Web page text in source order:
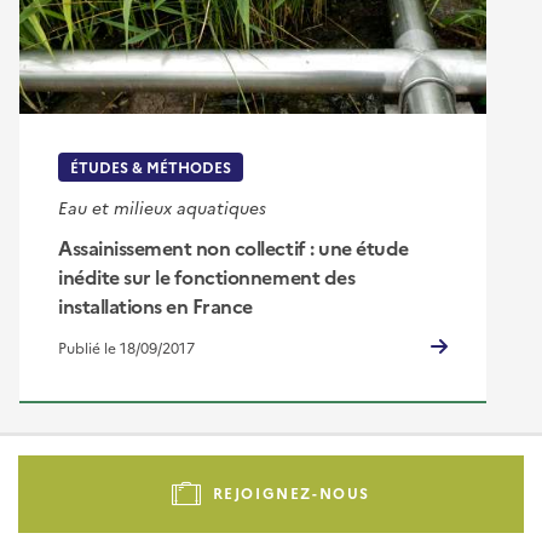
ÉTUDES & MÉTHODES
Eau et milieux aquatiques
Assainissement non collectif : une étude
inédite sur le fonctionnement des
installations en France
Publié le 18/09/2017
Pied
REJOIGNEZ-NOUS